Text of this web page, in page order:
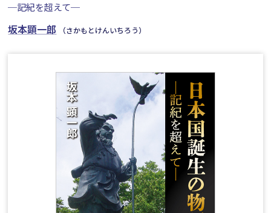
─記紀を超えて─
坂本顕一郎 （さかもとけんいちろう）